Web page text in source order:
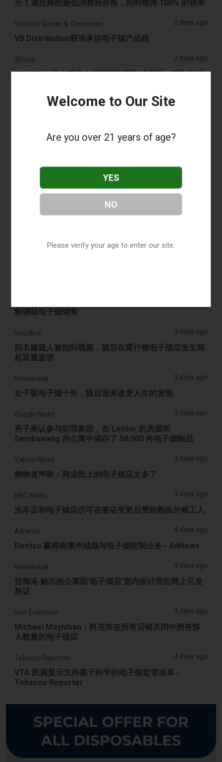
升 1 迪拉姆的最低消费税价格，同时维持 100% 的税率
2 days ago
VB Distribution获准承担电子烟产品税
2Firsts 2 days ago
2FIRSTS | 尼古丁袋在美国便利店市场崛起，而电子烟
The Irish Times 2 days ago
哥斯达黎加新的电子烟法规原定今日生效，但并未生
Tobacco Reporter 3 days ago
Ohio 评估执行非法电子烟销售的权力 – Tobacco
The National
制调味电子烟销售
Hoodline 3 days ago
四名嫌疑人被拍到视频，随后在霍什顿电子烟店发生两
起双重盗窃
Newsweek 3 days ago
女子吸电子烟十年，随后迎来改变人生的发现
Google News 3 days ago
男子承认参与犯罪集团，在 Lentor 的房屋和
Sembawang 的公寓中储存了 58,000 件电子烟制品
Yahoo! News 3 days ago
购物者声称：商业街上的电子烟店太多了
BBC News 3 days ago
洗车店和电子烟店仍可在签证变更后赞助熟练外籍工人
Adnews 4 days ago
Dentsu 赢得南澳州戒烟与电子烟控制业务 - AdNews
Newsbreak 4 days ago
拉梅洛·鲍尔的公寓因‘电子烟店’室内设计而在网上引发
热议
Irish Examiner 4 days ago
Michael Moynihan：科克市在所有店铺关闭中拥有惊
人数量的电子烟店
Tobacco Reporter 4 days ago
VTA 民调显示支持基于科学的电子烟监管改革 -
Tobacco Reporter
Welcome to Our Site
Are you over 21 years of age?
YES
NO
Please verify your age to enter our site.